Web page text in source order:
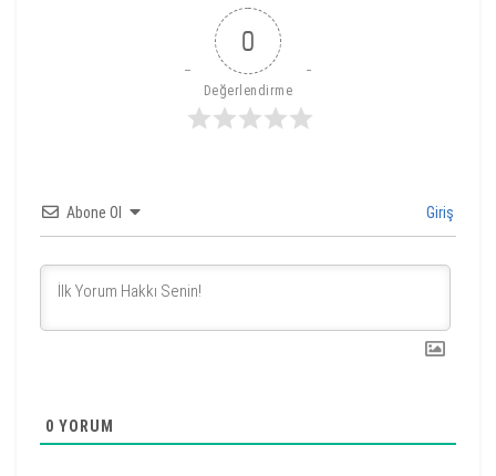
0
Değerlendirme
Abone Ol Giriş
0 YORUM